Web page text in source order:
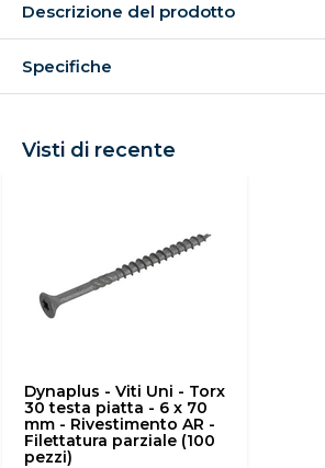
Descrizione del prodotto
Specifiche
Visti di recente
Dynaplus - Viti Uni - Torx
30 testa piatta - 6 x 70
mm - Rivestimento AR -
Filettatura parziale (100
pezzi)